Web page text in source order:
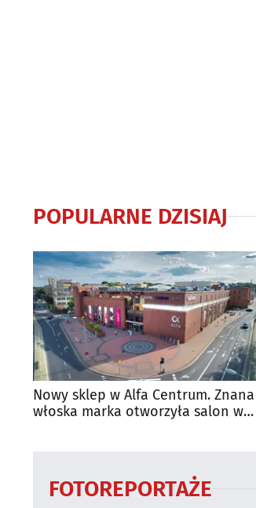
POPULARNE DZISIAJ
Nowy sklep w Alfa Centrum. Znana
włoska marka otworzyła salon w
FOTOREPORTAŻE